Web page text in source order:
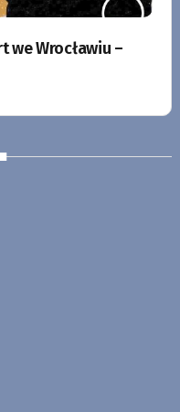
Wrocławiu –